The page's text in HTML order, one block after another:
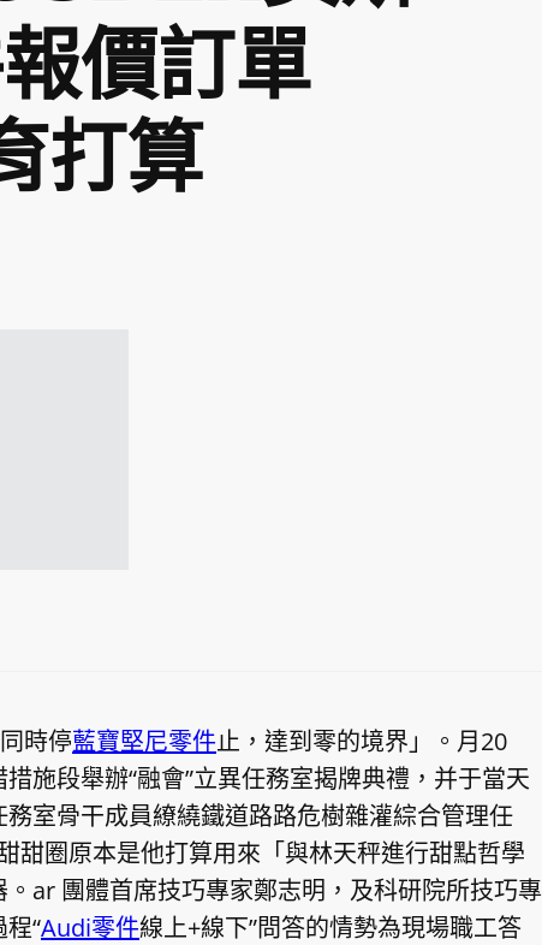
價訂單
打算
時停藍寶堅尼零件止，達到零的境界」。月20
施段舉辦“融會”立異任務室揭牌典禮，并于當天
室骨干成員繚繞鐵道路路危樹雜灌綜合管理任
甜圈原本是他打算用來「與林天秤進行甜點哲學
ar 團體首席技巧專家鄭志明，及科研院所技巧專
“Audi零件線上+線下”問答的情勢為現場職工答